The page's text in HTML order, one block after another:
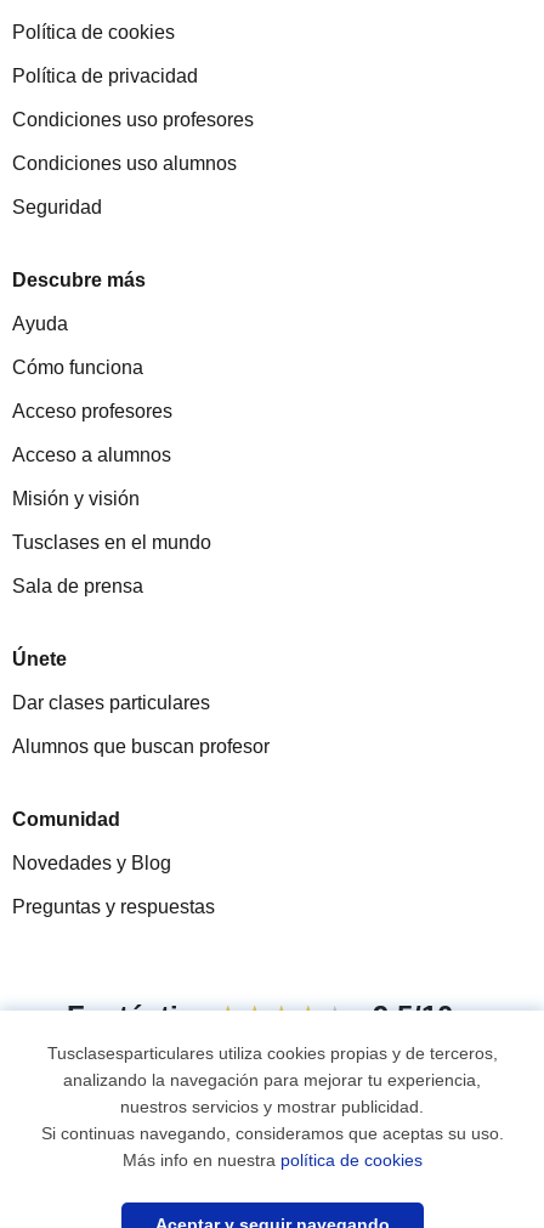
¿Necesitas profesor?
Política de cookies
Política de privacidad
Condiciones uso profesores
Condiciones uso alumnos
Seguridad
Descubre más
Ayuda
Cómo funciona
Acceso profesores
Acceso a alumnos
Misión y visión
Tusclases en el mundo
Sala de prensa
Únete
Dar clases particulares
Alumnos que buscan profesor
Comunidad
Novedades y Blog
Preguntas y respuestas
Fantástica★★★★★ 9,5/10
opiniones de alumnos
© 2007 - 2026 Tusclasesparticulares.com.ec
Mapa web:Profesores particulares
Tusclasesparticulares utiliza cookies propias y de terceros,
analizando la navegación para mejorar tu experiencia,
nuestros servicios y mostrar publicidad.
Si continuas navegando, consideramos que aceptas su uso.
Más info en nuestra política de cookies